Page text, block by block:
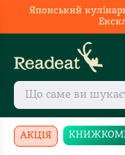
Японський
АКЦІЯ